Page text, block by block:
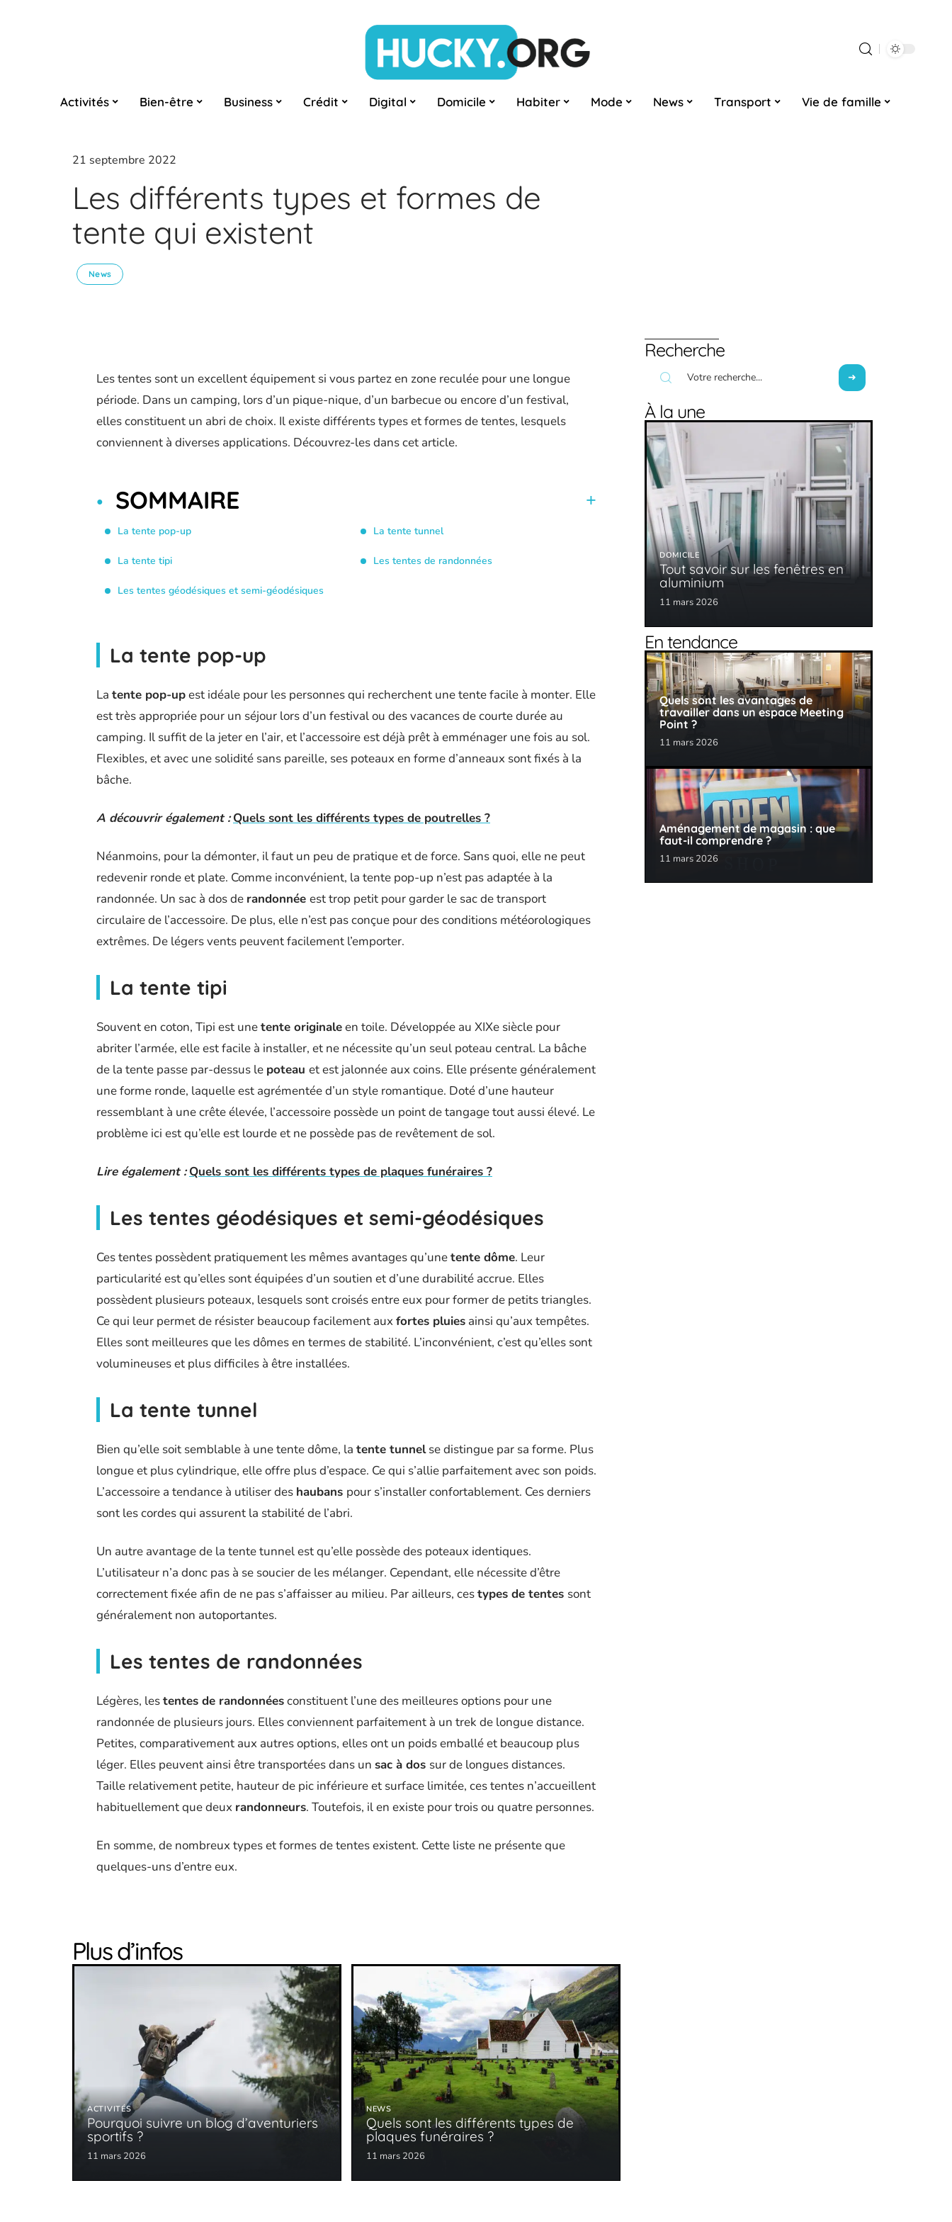
Activités Bien-être Business Crédit Digital Domicile Habiter Mode News Transport Vie de famille
21 septembre 2022
Les différents types et formes de
tente qui existent
News
Les tentes sont un excellent équipement si vous partez en zone reculée pour une longue
période. Dans un camping, lors d’un pique-nique, d’un barbecue ou encore d’un festival,
elles constituent un abri de choix. Il existe différents types et formes de tentes, lesquels
conviennent à diverses applications. Découvrez-les dans cet article.
SOMMAIRE
La tente pop-up
La tente tipi
Les tentes géodésiques et semi-géodésiques
La tente tunnel
Les tentes de randonnées
La tente pop-up
La tente pop-upest idéale pour les personnes qui recherchent une tente facile à monter. Elle
est très appropriée pour un séjour lors d’un festival ou des vacances de courte durée au
camping. Il suffit de la jeter en l’air, et l’accessoire est déjà prêt à emménager une fois au sol.
Flexibles, et avec une solidité sans pareille, ses poteaux en forme d’anneaux sont fixés à la
bâche.
A découvrir également : Quels sont les différents types de poutrelles ?
Néanmoins, pour la démonter, il faut un peu de pratique et de force. Sans quoi, elle ne peut
redevenir ronde et plate. Comme inconvénient, la tente pop-up n’est pas adaptée à la
randonnée. Un sac à dos de randonnée est trop petit pour garder le sac de transport
circulaire de l’accessoire. De plus, elle n’est pas conçue pour des conditions météorologiques
extrêmes. De légers vents peuvent facilement l’emporter.
La tente tipi
Souvent en coton, Tipi est unetente originaleen toile. Développée au XIXe siècle pour
abriter l’armée, elle est facile à installer, et ne nécessite qu’un seul poteau central. La bâche
de la tente passe par-dessus le poteau et est jalonnée aux coins. Elle présente généralement
une forme ronde, laquelle est agrémentée d’un style romantique. Doté d’une hauteur
ressemblant à une crête élevée, l’accessoire possède un point de tangage tout aussi élevé. Le
problème ici est qu’elle est lourde et ne possède pas de revêtement de sol.
Lire également : Quels sont les différents types de plaques funéraires ?
Les tentes géodésiques et semi-géodésiques
Ces tentes possèdent pratiquement les mêmes avantages qu’unetente dôme. Leur
particularité est qu’elles sont équipées d’un soutien et d’une durabilité accrue. Elles
possèdent plusieurs poteaux, lesquels sont croisés entre eux pour former de petits triangles.
Ce qui leur permet de résister beaucoup facilement aux fortes pluies ainsi qu’aux tempêtes.
Elles sont meilleures que les dômes en termes de stabilité. L’inconvénient, c’est qu’elles sont
volumineuses et plus difficiles à être installées.
La tente tunnel
Bien qu’elle soit semblable à une tente dôme, la tente tunnelse distingue par sa forme. Plus
longue et plus cylindrique, elle offre plus d’espace. Ce qui s’allie parfaitement avec son poids.
L’accessoire a tendance à utiliser des haubans pour s’installer confortablement. Ces derniers
sont les cordes qui assurent la stabilité de l’abri.
Un autre avantage de la tente tunnel est qu’elle possède des poteaux identiques.
L’utilisateur n’a donc pas à se soucier de les mélanger. Cependant, elle nécessite d’être
correctement fixée afin de ne pas s’affaisser au milieu. Par ailleurs, cestypes de tentes sont
généralement non autoportantes.
Les tentes de randonnées
Légères, lestentes de randonnéesconstituent l’une des meilleures options pour une
randonnée de plusieurs jours. Elles conviennent parfaitement à un trek de longue distance.
Petites, comparativement aux autres options, elles ont un poids emballé et beaucoup plus
léger. Elles peuvent ainsi être transportées dans un sac à dos sur de longues distances.
Taille relativement petite, hauteur de pic inférieure et surface limitée, ces tentes n’accueillent
habituellement que deux randonneurs. Toutefois, il en existe pour trois ou quatre personnes.
En somme, de nombreux types et formes de tentes existent. Cette liste ne présente que
quelques-uns d’entre eux.
Plus d’infos
ACTIVITÉS
Pourquoi suivre un blog d’aventuriers
sportifs ?
11 mars 2026
NEWS
Quels sont les différents types de
plaques funéraires ?
11 mars 2026
Recherche
À la une
DOMICILE
Tout savoir sur les fenêtres en
aluminium
11 mars 2026
En tendance
Quels sont les avantages de
travailler dans un espace Meeting
Point ?
11 mars 2026
Aménagement de magasin : que
faut-il comprendre ?
11 mars 2026